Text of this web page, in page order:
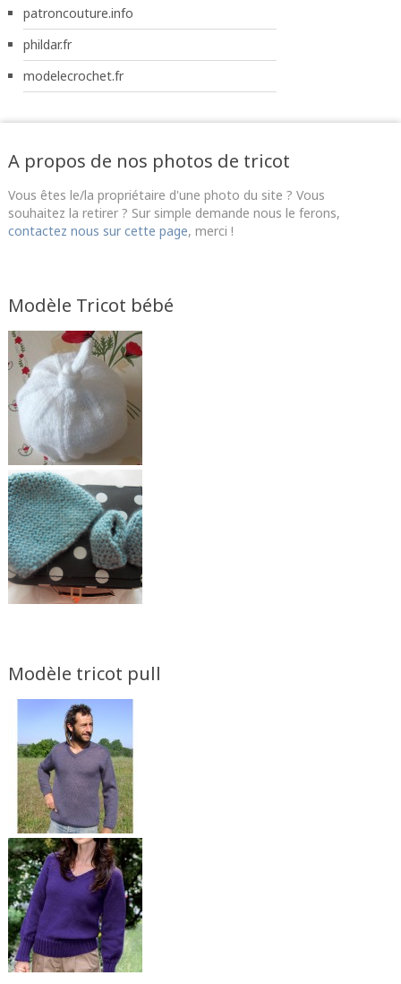
patroncouture.info
phildar.fr
modelecrochet.fr
A propos de nos photos de tricot
Vous êtes le/la propriétaire d'une photo du site ? Vous
souhaitez la retirer ? Sur simple demande nous le ferons,
contactez nous sur cette page, merci !
Modèle Tricot bébé
Modèle tricot pull